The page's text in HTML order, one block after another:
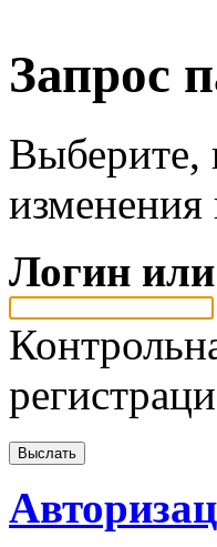
Запрос
Выберите,
изменения
Логин